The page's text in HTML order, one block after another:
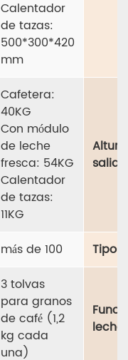
Calentador
de tazas:
500*300*420
mm
Cafetera:
40KG
Con módulo
de leche
fresca: 54KG
Calentador
de tazas:
11KG
más de 100 Tipos
3 tolvas
para granos
de café (1,2
kg cada
una)
leche